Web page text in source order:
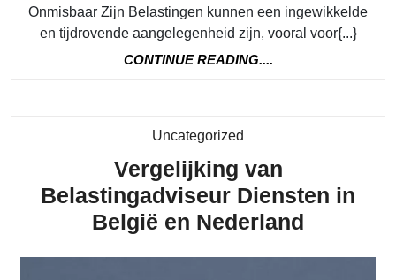
Zaken
Onmisbaar Zijn Belastingen kunnen een ingewikkelde
en tijdrovende aangelegenheid zijn, vooral voor{...}
CONTINUE READING....
Uncategorized
Vergelijking van
Belastingadviseur Diensten in
België en Nederland